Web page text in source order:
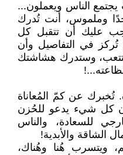
يجتمع الناس ويعملون...
وملموس، أنت تُدرك
عليك أن تتقبل كل
في التفاصيل وأن
ستتعب، وستدرك هشاشتك
تُخبرك عن كمّ المُعاناة
كل شيء يدعو للحُزن
للسعادة، والناس
الشاقة والأبدية!
ويتسرب هُنا وهُناك،